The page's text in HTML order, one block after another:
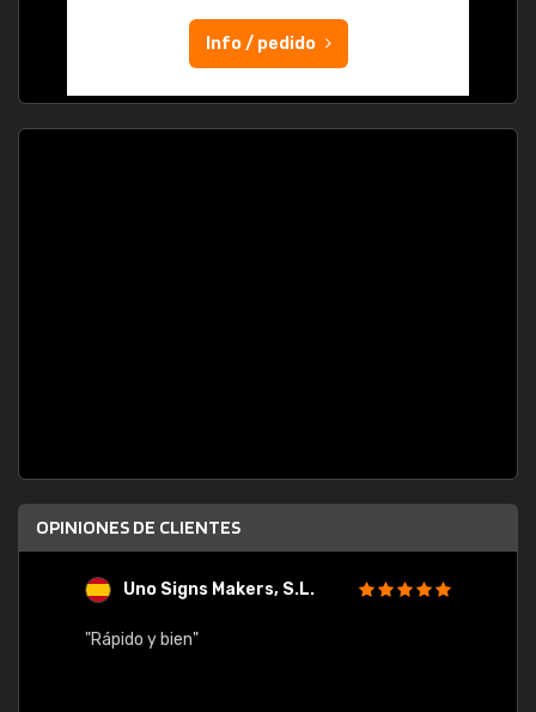
Info / pedido
OPINIONES DE CLIENTES
Uno Signs Makers, S.L.
"Rápido y bien"